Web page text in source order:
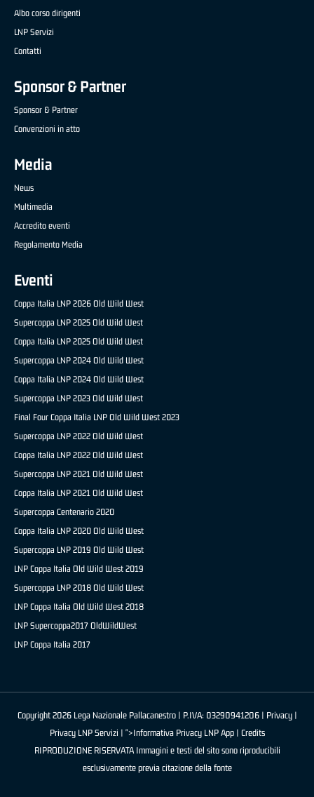
Albo corso dirigenti
LNP Servizi
Contatti
Sponsor & Partner
Sponsor & Partner
Convenzioni in atto
Media
News
Multimedia
Accredito eventi
Regolamento Media
Eventi
Coppa Italia LNP 2026 Old Wild West
Supercoppa LNP 2025 Old Wild West
Coppa Italia LNP 2025 Old Wild West
Supercoppa LNP 2024 Old Wild West
Coppa Italia LNP 2024 Old Wild West
Supercoppa LNP 2023 Old Wild West
Final Four Coppa Italia LNP Old Wild West 2023
Supercoppa LNP 2022 Old Wild West
Coppa Italia LNP 2022 Old Wild West
Supercoppa LNP 2021 Old Wild West
Coppa Italia LNP 2021 Old Wild West
Supercoppa Centenario 2020
Coppa Italia LNP 2020 Old Wild West
Supercoppa LNP 2019 Old Wild West
LNP Coppa Italia Old Wild West 2019
Supercoppa LNP 2018 Old Wild West
LNP Coppa Italia Old Wild West 2018
LNP Supercoppa2017 OldWildWest
LNP Coppa Italia 2017
Copyright 2026 Lega Nazionale Pallacanestro | P.IVA: 03290941206 | Privacy|
Privacy LNP Servizi | ">Informativa Privacy LNP App | Credits
RIPRODUZIONE RISERVATA Immagini e testi del sito sono riproducibili
esclusivamente previa citazione della fonte